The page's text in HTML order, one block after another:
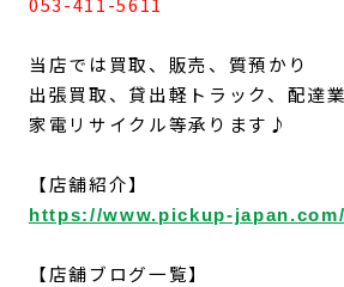
当店では買取、販売、質預かり
出張買取、貸出軽トラック、配達
家電リサイクル等承ります♪
【店舗紹介】
https://www.pickup-
【店舗ブログ一覧】